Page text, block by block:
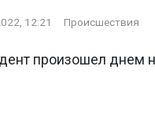
12:21 Происшествия
произошел днем